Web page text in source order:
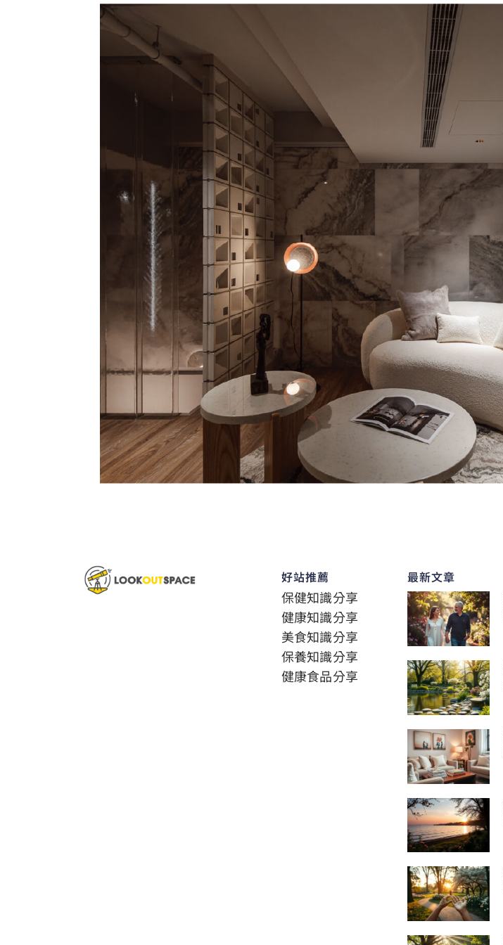
好站推薦
保健知識分享
健康知識分享
美食知識分享
保養知識分享
健康食品分享
最新文章